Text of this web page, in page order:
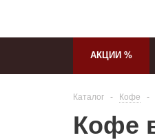
АКЦИИ %
Каталог - Кофе -
Кофе